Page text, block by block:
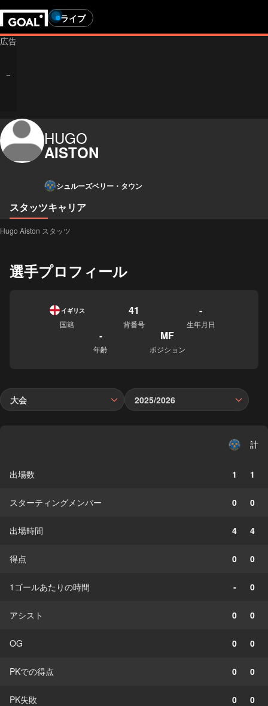
ライブ
HUGO
AISTON
シュルーズベリー・タウン
スタッツキャリア
Hugo Aiston スタッツ
選手プロフィール
イギリス
国籍
41
背番号
-
生年月日
-
年齢
MF
ポジション
大会 2025/2026
計
出場数 1 1
スターティングメンバー 0 0
出場時間 4 4
得点 0 0
1ゴールあたりの時間 - 0
アシスト 0 0
OG 0 0
PKでの得点 0 0
PK失敗 0 0